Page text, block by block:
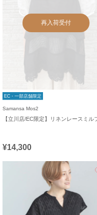
再入荷受付
EC・一部店舗限定
Samansa Mos2
¥14,300